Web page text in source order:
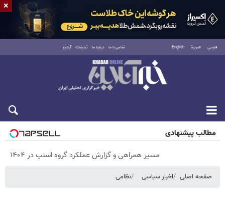
فارسی العربية English تماس با ما درباره ما تبلیغات آرشیو
پنجشنبه ۱۵ مرداد ۱۴۰۵
مطالب پیشنهادی
مسیر همراهی و گزارش عملکرد گروه اسنپ در ۱۴۰۴
صفحه اصلی اخبار سیاسی نظامی
×